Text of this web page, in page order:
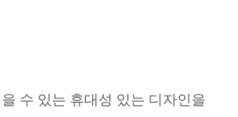
수 있는 휴대성 있는 디자인을